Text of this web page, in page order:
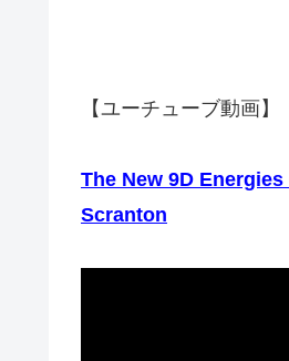
【ユーチューブ動画】
The New 9D
Scranton